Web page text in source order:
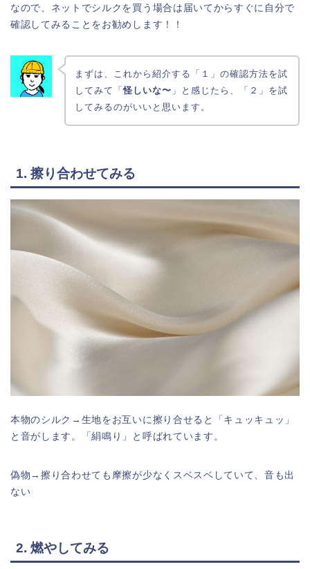
なので、ネットでシルクを買う場合は届いてからすぐに自分で
確認してみることをお勧めします！！
まずは、これから紹介する「１」の確認方法を試
してみて「怪しいな〜 」と感じたら、「２」を試
してみるのがいいと思います。
1. 擦り合わせてみる
本物のシルク→生地をお互いに擦り合せると「キュッキュッ」
と音がします。「絹鳴り」と呼ばれています。
偽物→擦り合わせても摩擦が少なくスベスベしていて、音も出
ない
2. 燃やしてみる